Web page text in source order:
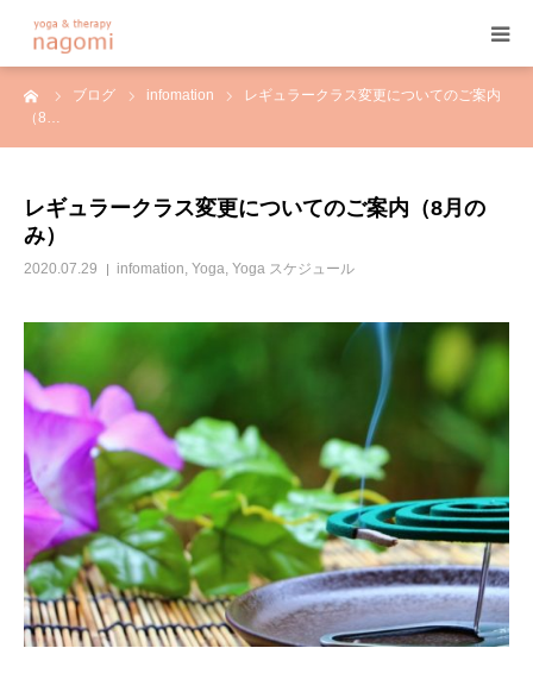
ブログ infomation
レギュラークラス変更についてのご案内
（8…
レギュラークラス変更についてのご案内（8月の
み）
2020.07.29 infomation, Yoga, Yoga スケジュール
HOME
アーユルヴェーダ
プログラム&料金
ご予約
ブログ